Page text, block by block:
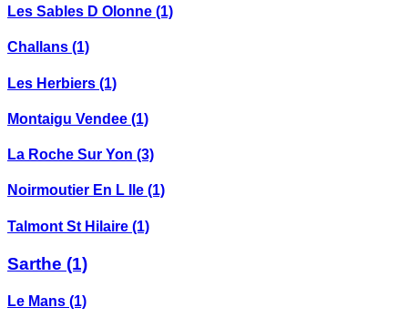
Les Sables D Olonne (1)
Challans (1)
Les Herbiers (1)
Montaigu Vendee (1)
La Roche Sur Yon (3)
Noirmoutier En L Ile (1)
Talmont St Hilaire (1)
Sarthe (1)
Le Mans (1)